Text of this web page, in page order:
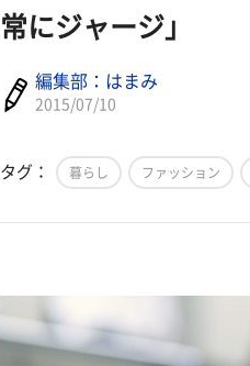
常にジャージ」
編集部：はまみ
2015/07/10
タグ： 暮らし ファッション